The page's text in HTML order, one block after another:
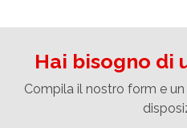
Hai bisogno di
Compila il nostro form e